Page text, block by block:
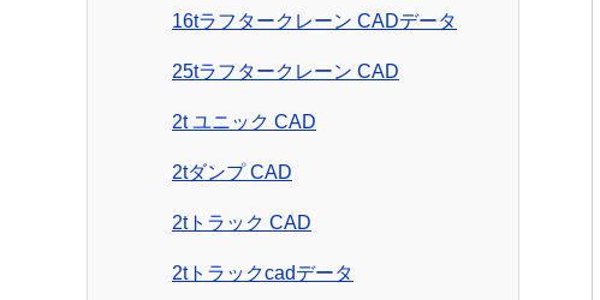
16tラフタークレーン CADデータ
25tラフタークレーン CAD
2t ユニック CAD
2tダンプ CAD
2tトラック CAD
2tトラックcadデータ